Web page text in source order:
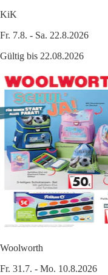
KiK
Fr. 7.8. - Sa. 22.8.2026
Gültig bis 22.08.2026
Woolworth
Fr. 31.7. - Mo. 10.8.2026